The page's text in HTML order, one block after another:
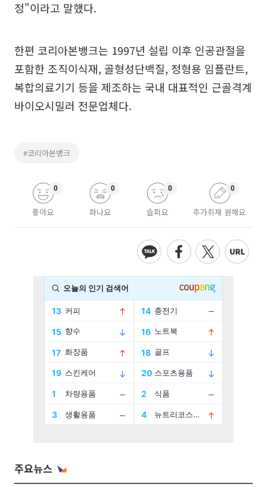
정"이라고 말했다.
한편 코리아본뱅크는 1997년 설립 이후 인공관절을
포함한 조직이식재, 골형성단백질, 정형용 임플란트,
복합의료기기 등을 제조하는 국내 대표적인 근골격계
바이오시밀러 전문업체다.
#코리아본뱅크
좋아요
0
화나요
0
슬퍼요
0
추가취재 원해요
0
주요뉴스